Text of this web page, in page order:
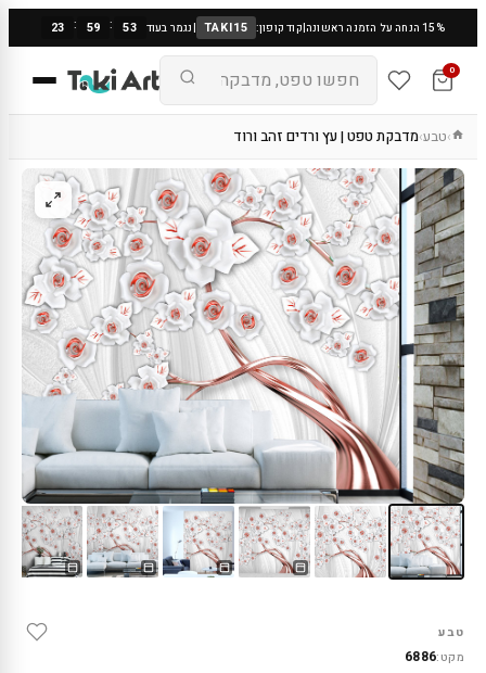
15% הנחה על הזמנה ראשונה |קוד קופון: TAKI15
|נגמר בעוד 23 : 59 : 53
0
›טבע›מדבקת טפט | עץ ורדים זהב ורוד
טבע
מקט:6886